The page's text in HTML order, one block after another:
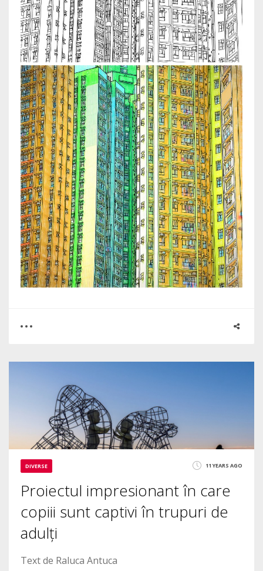
DIVERSE 11 YEARS AGO
Proiectul impresionant în care
copiii sunt captivi în trupuri de
adulți
Text de Raluca Antuca